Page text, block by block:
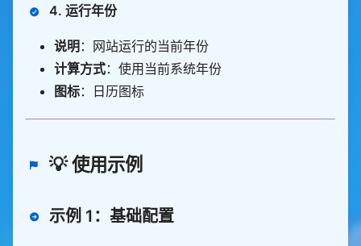
4. 运行年份
说明 ：网站运行的当前年份
计算方式：使用当前系统年份
图标：日历图标
💡 使用示例
示例 1：基础配置